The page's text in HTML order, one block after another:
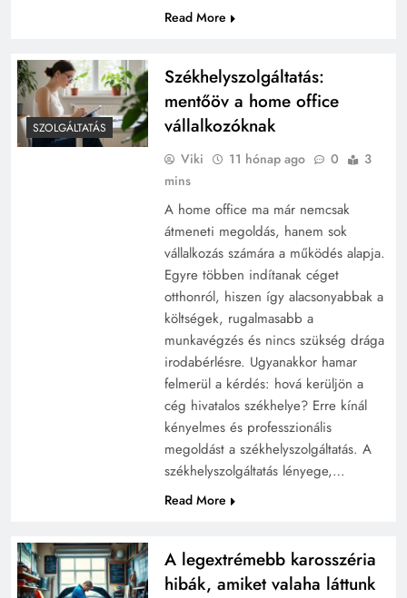
Read More
SZOLGÁLTATÁS
Székhelyszolgáltatás:
mentőöv a home office
vállalkozóknak
Viki 11 hónap ago 0
3
mins
A home office ma már nemcsak
átmeneti megoldás, hanem sok
vállalkozás számára a működés alapja.
Egyre többen indítanak céget
otthonról, hiszen így alacsonyabbak a
költségek, rugalmasabb a
munkavégzés és nincs szükség drága
irodabérlésre. Ugyanakkor hamar
felmerül a kérdés: hová kerüljön a
cég hivatalos székhelye? Erre kínál
kényelmes és professzionális
megoldást a székhelyszolgáltatás. A
székhelyszolgáltatás lényege,…
Read More
A legextrémebb karosszéria
hibák, amiket valaha láttunk